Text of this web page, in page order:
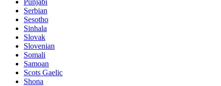
Punjabi
Serbian
Sesotho
Sinhala
Slovak
Slovenian
Somali
Samoan
Scots Gaelic
Shona